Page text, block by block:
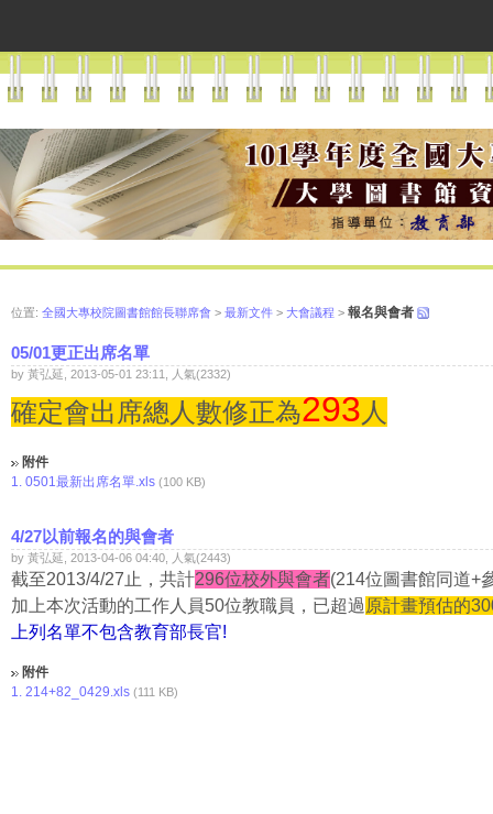
位置: 全國大專校院圖書館館長聯席會 > 最新文件 > 大會議程 > 報名與會者
05/01更正出席名單
by 黃弘延, 2013-05-01 23:11, 人氣(2332)
確定會出席總人數修正為293人
附件
1. 0501最新出席名單.xls (100 KB)
4/27以前報名的與會者
by 黃弘延, 2013-04-06 04:40, 人氣(2443)
截至2013/4/27止，共計296位校外與會者(214位圖書館同道+
加上本次活動的工作人員50位教職員，已超過原計畫預估的
上列名單不包含教育部長官!
附件
1. 214+82_0429.xls (111 KB)